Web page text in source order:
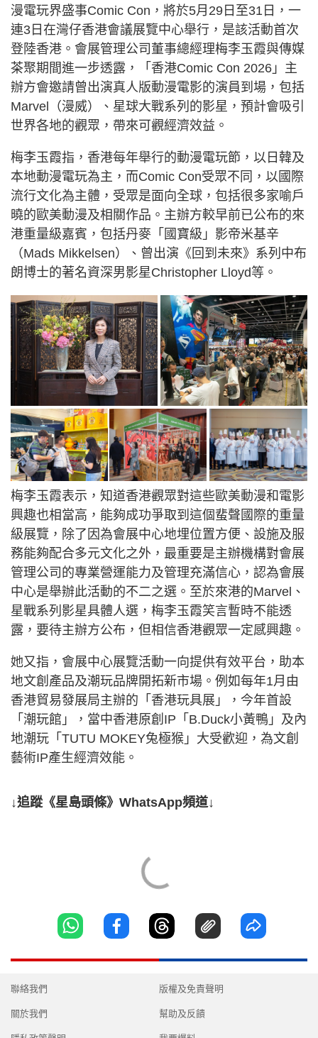
漫電玩界盛事Comic Con，將於5月29日至31日，一
連3日在灣仔香港會議展覽中心舉行，是該活動首次
登陸香港。會展管理公司董事總經理梅李玉霞與傳媒
茶聚期間進一步透露，「香港Comic Con 2026」主
辦方會邀請曾出演真人版動漫電影的演員到場，包括
Marvel（漫威）、星球大戰系列的影星，預計會吸引
世界各地的觀眾，帶來可觀經濟效益。
梅李玉霞指，香港每年舉行的動漫電玩節，以日韓及
本地動漫電玩為主，而Comic Con受眾不同，以國際
流行文化為主體，受眾是面向全球，包括很多家喻戶
曉的歐美動漫及相關作品。主辦方較早前已公布的來
港重量級嘉賓，包括丹麥「國寶級」影帝米基辛
（Mads Mikkelsen）、曾出演《回到未來》系列中布
朗博士的著名資深男影星Christopher Lloyd等。
梅李玉霞表示，知道香港觀眾對這些歐美動漫和電影
興趣也相當高，能夠成功爭取到這個蜚聲國際的重量
級展覽，除了因為會展中心地埋位置方便、設施及服
務能夠配合多元文化之外，最重要是主辦機構對會展
管理公司的專業營運能力及管理充滿信心，認為會展
中心是舉辦此活動的不二之選。至於來港的Marvel、
星戰系列影星具體人選，梅李玉霞笑言暫時不能透
露，要待主辦方公布，但相信香港觀眾一定感興趣。
她又指，會展中心展覽活動一向提供有效平台，助本
地文創產品及潮玩品牌開拓新市場。例如每年1月由
香港貿易發展局主辦的「香港玩具展」，今年首設
「潮玩館」，當中香港原創IP「B.Duck小黃鴨」及內
地潮玩「TUTU MOKEY兔極猴」大受歡迎，為文創
藝術IP產生經濟效能。
↓追蹤《星島頭條》WhatsApp頻道↓
聯絡我們
關於我們
版權及免責聲明
幫助及反饋